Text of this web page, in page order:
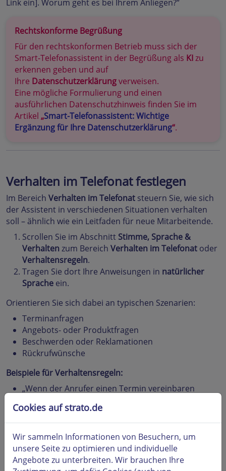
Link ein]. Worum geht es bei Ihrem Anliegen?“
Rechtskonforme Begrüßung
Für den rechtskonformen Betrieb muss sich der
Smart-Telefonassistent in der Begrüßung als KIzu
erkennen geben und auf
Ihre Datenschutzerklärungverweisen.
Eine mögliche Formulierung und einen
ausführlichen Datenschutzhinweis finden Sie im
Artikel„Smart-Telefonassistent: Wichtige
Ergänzung für Ihre Datenschutzerklärung“.
Verhalten im Telefonat festlegen
Im Bereich Verhalten im Telefonat steuern Sie, wie sich
der Assistent in verschiedenen Situationen verhalten
soll – ähnlich wie ein Leitfaden für neue Mitarbeitende.
Scrollen Sie im Abschnitt Stimme, Sprache &
Verhalten zum Bereich Verhalten im Telefonat oder
Verhaltensregeln.
Tragen Sie dort Ihre Anweisungen in natürlicher
Sprache ein.
Orientieren Sie sich dabei an typischen Szenarien:
Terminanfragen
Angebots- oder Produktfragen
Beschwerden oder Reklamationen
Rückrufwünsche
Beispiele für Verhaltensregeln:
„Wenn der Anrufer einen Termin vereinbaren
der Uhrzeit und der gewünschten Leistung. Fasse
die Daten am Ende kurz zusammen.“
„Bei Beschwerden bleibst du besonders ruhig und
verständnisvoll. Entschuldige dich im Namen des
Unternehmens und biete an, einen Rückruf durch
Cookies auf strato.de
Wir sammeln Informationen von Besuchern, um
unsere Seite zu optimieren und individuelle
Angebote zu unterbreiten. Wir brauchen Ihre